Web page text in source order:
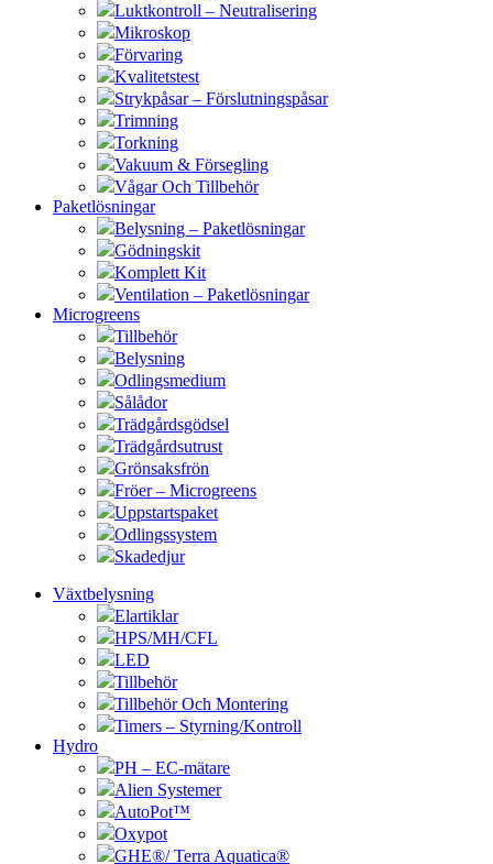
Luktkontroll – Neutralisering
Mikroskop
Förvaring
Kvalitetstest
Strykpåsar – Förslutningspåsar
Trimning
Torkning
Vakuum & Försegling
Vågar Och Tillbehör
Paketlösningar
Belysning – Paketlösningar
Gödningskit
Komplett Kit
Ventilation – Paketlösningar
Microgreens
Tillbehör
Belysning
Odlingsmedium
Sålådor
Trädgårdsgödsel
Trädgårdsutrust
Grönsaksfrön
Fröer – Microgreens
Uppstartspaket
Odlingssystem
Skadedjur
Växtbelysning
Elartiklar
HPS/MH/CFL
LED
Tillbehör
Tillbehör Och Montering
Timers – Styrning/Kontroll
Hydro
PH – EC-mätare
Alien Systemer
AutoPot™
Oxypot
GHE®/ Terra Aquatica®